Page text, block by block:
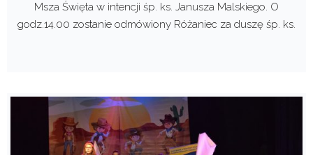
Msza Święta w intencji śp. ks. Janusza Malskiego. O
godz.14.00 zostanie odmówiony Różaniec za duszę śp. ks.